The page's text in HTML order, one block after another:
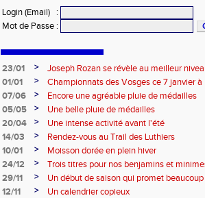
Login (Email)
:
Mot de Passe :
23/01 >
Joseph Rozan se révèle au meilleur
01/01
>
Championnats des Vosges ce 7 janvier
07/06
>
Encore une agréable pluie de médailles
05/05
>
Une belle pluie de médailles
20/04
>
Une intense activité avant l'été
14/03
>
Rendez-vous au Trail des Luthiers
10/01
>
Moisson dorée en plein hiver
24/12
>
Trois titres pour nos benjamins et
29/11
>
Un début de saison qui promet beaucoup
12/11
>
Un calendrier copieux